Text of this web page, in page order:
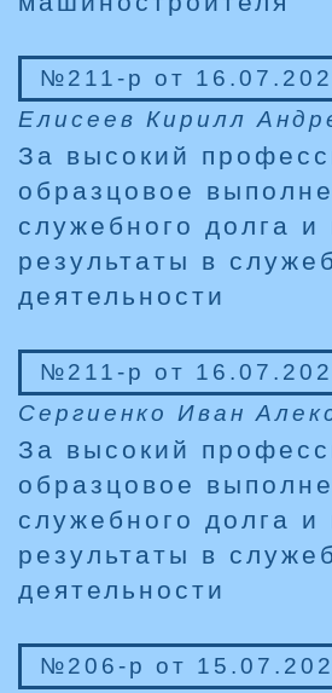
№211-р от
Елисеев Кирилл
За высокий
образцовое
служебного долга и
результаты в
деятельности
№211-р от
Сергиенко Иван
За высокий
образцовое
служебного долга и
результаты в
деятельности
№206-р от